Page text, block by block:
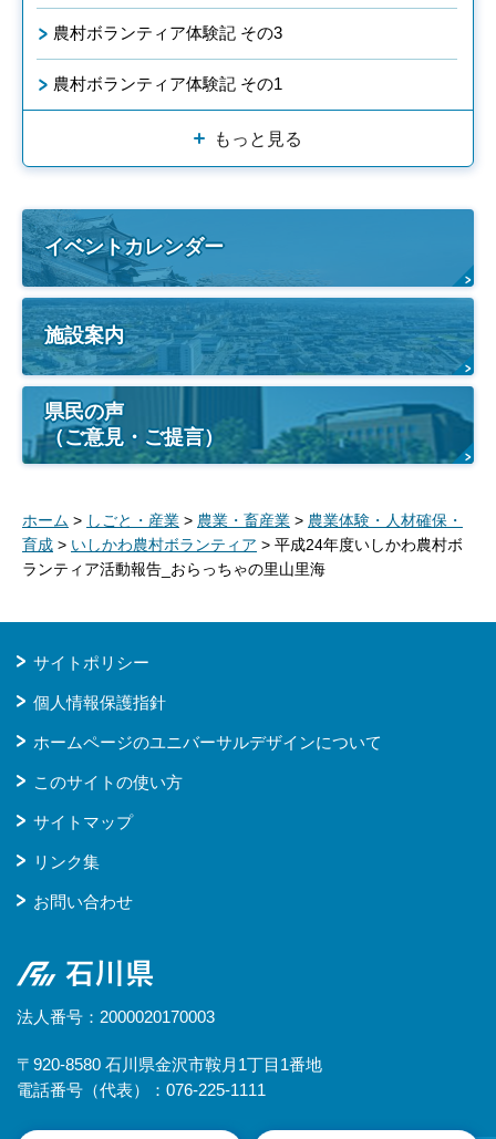
農村ボランティア体験記 その3
農村ボランティア体験記 その1
もっと見る
イベントカレンダー
施設案内
県民の声
（ご意見・ご提言）
ホーム > しごと・産業 > 農業・畜産業 > 農業体験・人材確保・
育成 > いしかわ農村ボランティア > 平成24年度いしかわ農村ボ
ランティア活動報告_おらっちゃの里山里海
サイトポリシー
個人情報保護指針
ホームページのユニバーサルデザインについて
このサイトの使い方
サイトマップ
リンク集
お問い合わせ
石川県
法人番号：2000020170003
〒920-8580 石川県金沢市鞍月1丁目1番地
電話番号（代表）：076-225-1111